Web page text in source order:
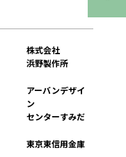
EVENT
イベント
REPORT
プロジェクト・
株式会社
浜野製作所
アーバンデザイ
ン
センターすみだ
東京東信用金庫